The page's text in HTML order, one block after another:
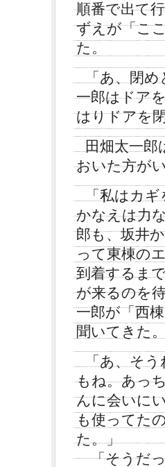
順番で出て
ずえが「こ
た。
「あ、閉
一郎はドア
はりドアを
田畑太一
おいた方が
「私はカ
かなえは力
郎も、坂井
って東棟の
到着するま
が来るのを
一郎が「西
聞いてきた
「あ、そ
もね。あっ
んに会いに
も使ってた
た。」
「そうだっ